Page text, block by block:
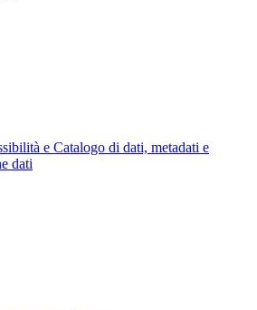
e Catalogo di dati, metadati e
dati